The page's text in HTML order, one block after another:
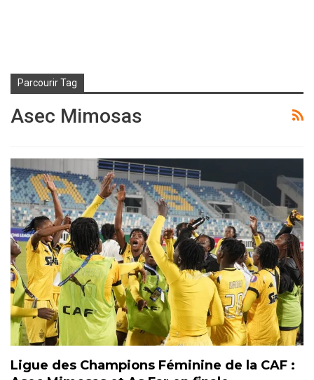
Parcourir Tag
Asec Mimosas
Ligue des Champions Féminine de la CAF :